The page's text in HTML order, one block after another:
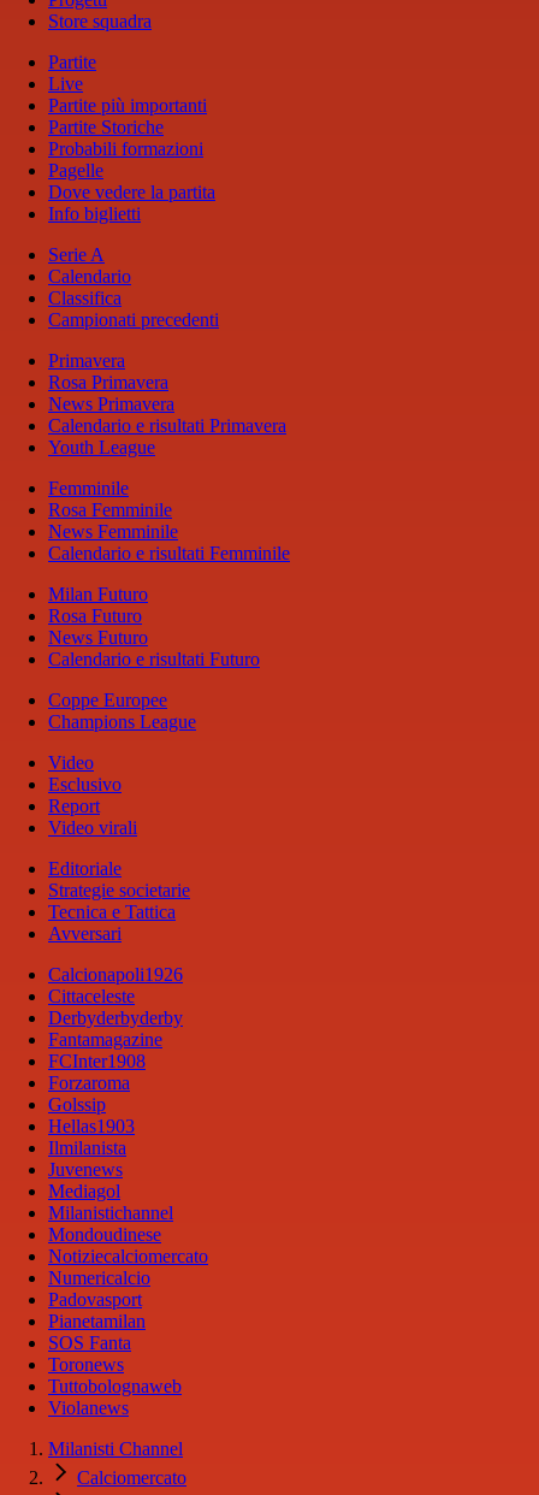
Store squadra
Partite
Live
Partite più importanti
Partite Storiche
Probabili formazioni
Pagelle
Dove vedere la partita
Info biglietti
Serie A
Calendario
Classifica
Campionati precedenti
Primavera
Rosa Primavera
News Primavera
Calendario e risultati Primavera
Youth League
Femminile
Rosa Femminile
News Femminile
Calendario e risultati Femminile
Milan Futuro
Rosa Futuro
News Futuro
Calendario e risultati Futuro
Coppe Europee
Champions League
Video
Esclusivo
Report
Video virali
Editoriale
Strategie societarie
Tecnica e Tattica
Avversari
Calcionapoli1926
Cittaceleste
Derbyderbyderby
Fantamagazine
FCInter1908
Forzaroma
Golssip
Hellas1903
Ilmilanista
Juvenews
Mediagol
Milanistichannel
Mondoudinese
Notiziecalciomercato
Numericalcio
Padovasport
Pianetamilan
SOS Fanta
Toronews
Tuttobolognaweb
Violanews
Milanisti Channel
Calciomercato